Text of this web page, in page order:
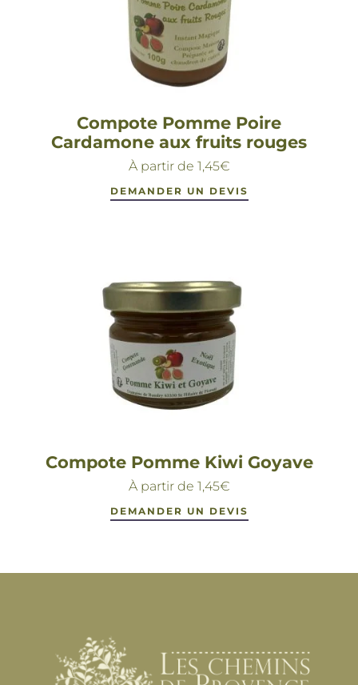
Compote Pomme Poire
Cardamone aux fruits rouges
À partir de 1,45€
DEMANDER UN DEVIS
Compote Pomme Kiwi Goyave
À partir de 1,45€
DEMANDER UN DEVIS